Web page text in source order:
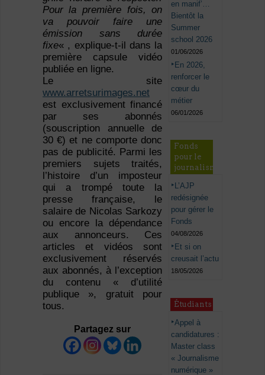
Pour la première fois, on
va pouvoir faire une
émission sans durée
fixe« , explique-t-il dans la
première capsule vidéo
publiée en ligne.
Le site
www.arretsurimages.net
est exclusivement financé
par ses abonnés
(souscription annuelle de
30 €) et ne comporte donc
pas de publicité. Parmi les
premiers sujets traités,
l’histoire d’un imposteur
qui a trompé toute la
presse française, le
salaire de Nicolas Sarkozy
ou encore la dépendance
aux annonceurs. Ces
articles et vidéos sont
exclusivement réservés
aux abonnés, à l’exception
du contenu « d’utilité
publique », gratuit pour
tous.
Partagez sur
en manif’…
Bientôt la
Summer
school 2026
01/06/2026
En 2026,
renforcer le
cœur du
métier
06/01/2026
Fonds
pour le
journalisme
L’AJP
redésignée
pour gérer le
Fonds
04/08/2026
Et si on
creusait l’actu
18/05/2026
Étudiants
Appel à
candidatures :
Master class
« Journalisme
numérique »